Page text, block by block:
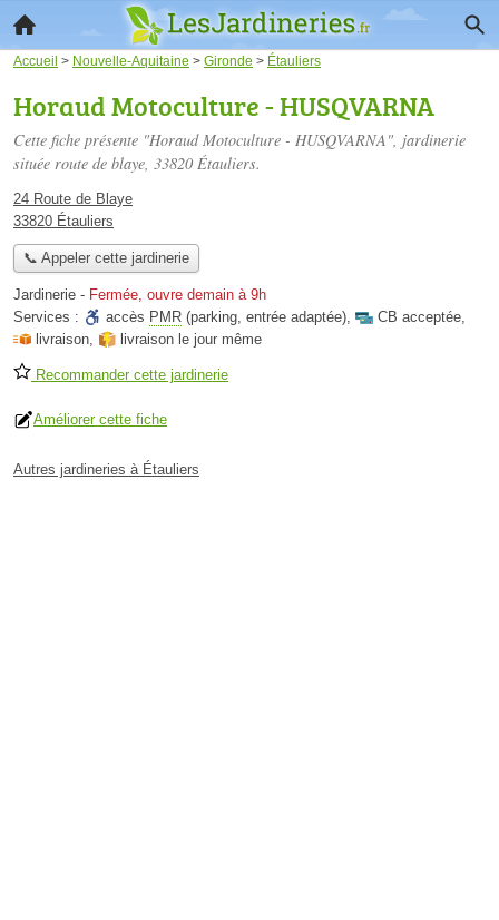
Accueil > Nouvelle-Aquitaine > Gironde > Étauliers
Horaud Motoculture - HUSQVARNA
Cette fiche présente "Horaud Motoculture - HUSQVARNA", jardinerie
située route de blaye, 33820 Étauliers.
24 Route de Blaye
33820 Étauliers
📞 Appeler cette jardinerie
Jardinerie - Fermée, ouvre demain à 9h
Services :
accès PMR (parking, entrée adaptée), CB acceptée,
livraison, livraison le jour même
Recommander cette jardinerie
Améliorer cette fiche
Autres jardineries à Étauliers